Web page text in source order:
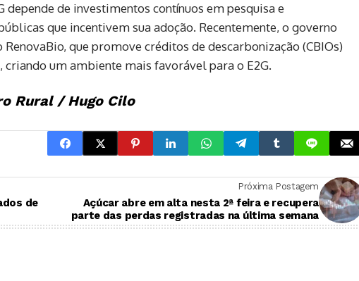
de investimentos contínuos em pesquisa e
que incentivem sua adoção. Recentemente, o governo
que promove créditos de descarbonização (CBIOs)
um ambiente mais favorável para o E2G.
Rural / Hugo Cilo
de
Próxima Postagem
Açúcar abre em alta nesta 2ª feira e recupera
parte das perdas registradas na última semana